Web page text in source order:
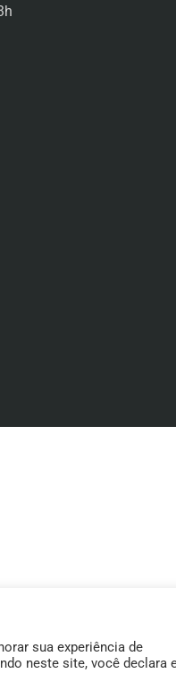
sua experiência de
neste site, você declara